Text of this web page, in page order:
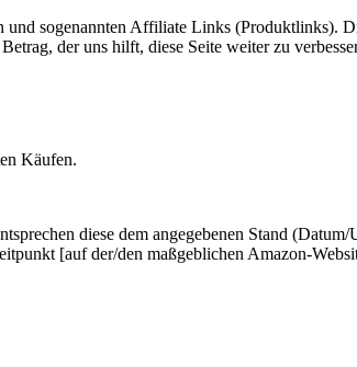
und sogenannten Affiliate Links
der uns hilft, diese Seite weiter zu
Käufen.
diese dem angegebenen Stand
[auf der/den maßgeblichen Amazon-